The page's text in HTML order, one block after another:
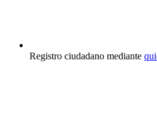
Registro ciudadano mediante